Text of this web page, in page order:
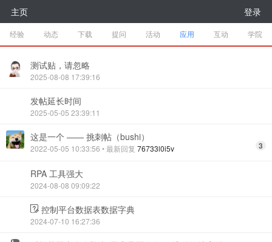
主页 登录
经验 动态 下载 提问 活动 应用 互动 学院
测试贴，请忽略
2025-08-08 17:39:16
发帖延长时间
2025-05-05 23:39:11
这是一个 —— 挑刺帖（bushi）
2022-05-05 10:33:56 • 最新回复 76733l0i5v 3
RPA 工具强大
2024-08-08 09:09:22
控制平台数据表数据字典
2024-07-10 16:27:36